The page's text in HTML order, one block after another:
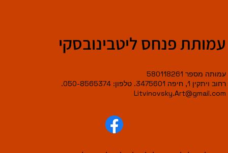
עמותת פנחס ליטבינובסקי
עמותה מספר 580118261
רחוב ויתקין 1, חיפה 3475601. טלפון: 050-8565374.
Litvinovsky.Art@gmail.com